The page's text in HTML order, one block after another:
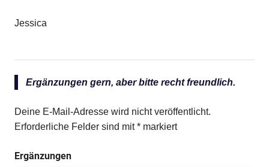
Jessica
Ergänzungen gern, aber bitte recht freundlich.
Deine E-Mail-Adresse wird nicht veröffentlicht.
Erforderliche Felder sind mit* markiert
Ergänzungen